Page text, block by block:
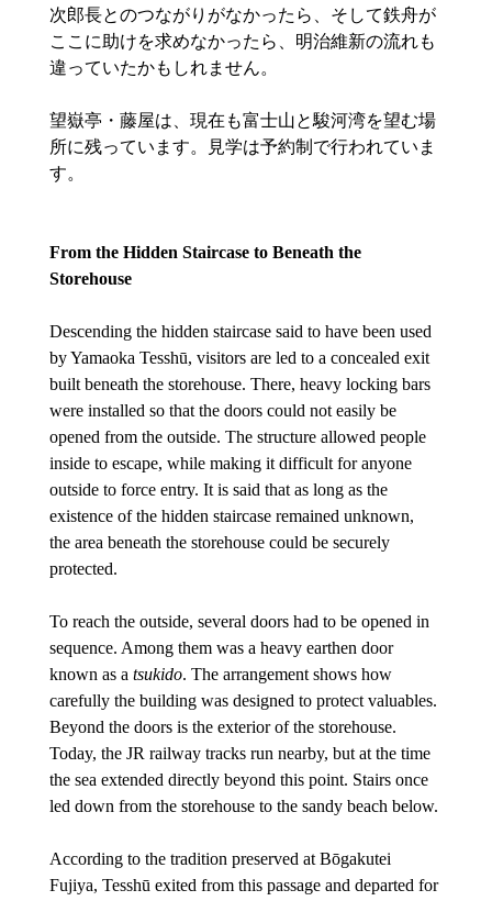
次郎長とのつながりがなかったら、そして鉄舟が
ここに助けを求めなかったら、明治維新の流れも
違っていたかもしれません。
望嶽亭・藤屋は、現在も富士山と駿河湾を望む場
所に残っています。見学は予約制で行われていま
す。
From the Hidden Staircase to Beneath the
Storehouse
Descending the hidden staircase said to have been used
by Yamaoka Tesshū, visitors are led to a concealed exit
built beneath the storehouse. There, heavy locking bars
were installed so that the doors could not easily be
opened from the outside. The structure allowed people
inside to escape, while making it difficult for anyone
outside to force entry. It is said that as long as the
existence of the hidden staircase remained unknown,
the area beneath the storehouse could be securely
protected.
To reach the outside, several doors had to be opened in
sequence. Among them was a heavy earthen door
known as a tsukido. The arrangement shows how
carefully the building was designed to protect valuables.
Beyond the doors is the exterior of the storehouse.
Today, the JR railway tracks run nearby, but at the time
the sea extended directly beyond this point. Stairs once
led down from the storehouse to the sandy beach below.
According to the tradition preserved at Bōgakutei
Fujiya, Tesshū exited from this passage and departed for